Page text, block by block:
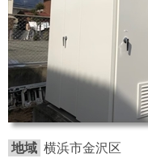
地域 横浜市金沢区